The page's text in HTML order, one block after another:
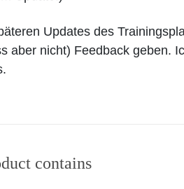
Updates des
aber nicht) Feedback geben.
contains